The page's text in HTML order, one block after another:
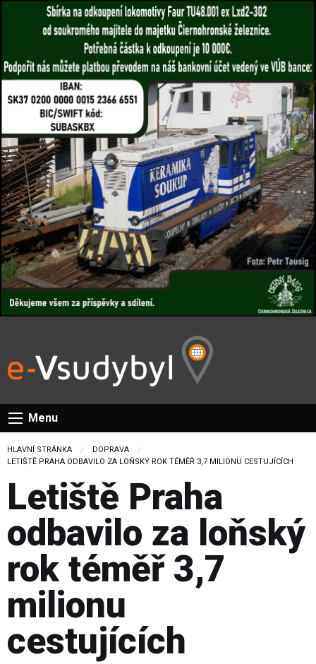
Menu
HLAVNÍ STRÁNKA
DOPRAVA
CURRENT:
LETIŠTĚ PRAHA ODBAVILO ZA LOŇSKÝ ROK TÉMĚŘ 3,7 MILIONU CESTUJÍCÍCH
Letiště Praha
odbavilo za loňský
rok téměř 3,7
milionu
cestujících